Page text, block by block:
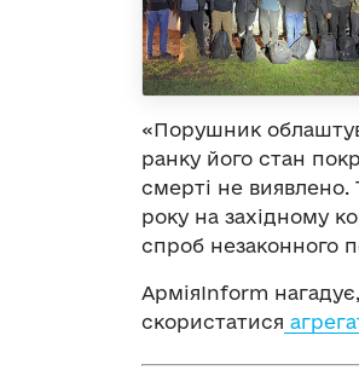
«Порушник
ранку його стан
смерті не виявлено.
року на західному
спроб незаконного
АрміяInform
скористатися